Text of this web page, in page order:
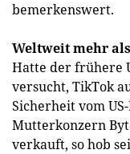
bemerkenswert.
Weltweit mehr
Hatte der frühere
versucht, TikTok
Sicherheit vom
Mutterkonzern
verkauft, so hob